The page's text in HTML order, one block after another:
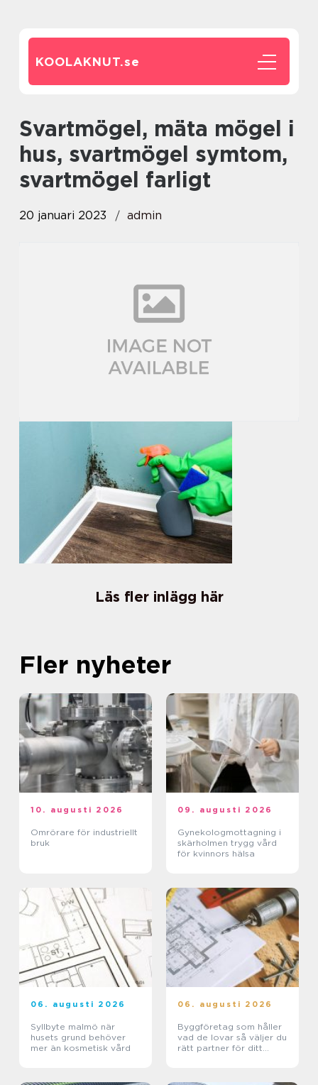
KOOLAKNUT.se
svartmögel, mäta mögel i
hus, svartmögel symtom,
svartmögel farligt
20 januari 2023 admin
Läs fler inlägg här
Fler nyheter
10. augusti 2026
Omrörare för industriellt
bruk
09. augusti 2026
Gynekologmottagning i
skärholmen trygg vård
för kvinnors hälsa
06. augusti 2026
Syllbyte malmö när
husets grund behöver
mer än kosmetisk vård
06. augusti 2026
Byggföretag som håller
vad de lovar så väljer du
rätt partner för ditt